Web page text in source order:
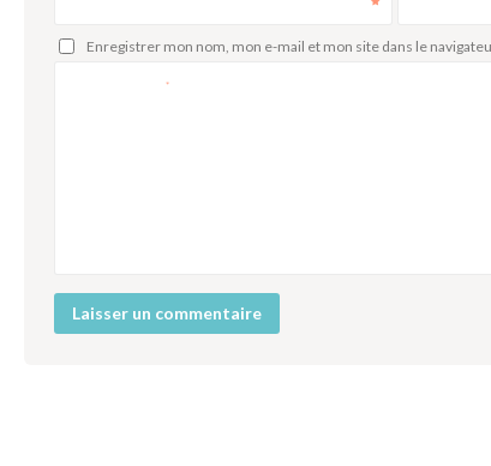
Enregistrer mon nom, mon e-mail et mon site dans le
*